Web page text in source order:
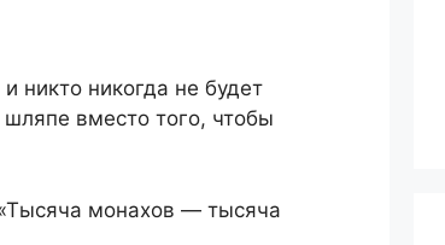
никто никогда не будет
вместо того, чтобы
монахов — тысяча